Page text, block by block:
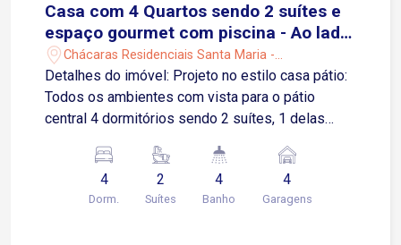
Casa com 4 Quartos sendo 2 suítes e
espaço gourmet com piscina - Ao lado
da Av. Adolpho Massaglia
Chácaras Residenciais Santa Maria -
Votorantim/SP
Detalhes do imóvel: Projeto no estilo casa pátio:
Todos os ambientes com vista para o pátio
central 4 dormitórios sendo 2 suítes, 1 delas
varanda privativa 2 salas de estar, sendo uma
com lareira Sala de jantar Sala de TV
Copa/cozinha com despensa Área de serviço
4
Dorm.
2
Suítes
4
Banho
4
Garagens